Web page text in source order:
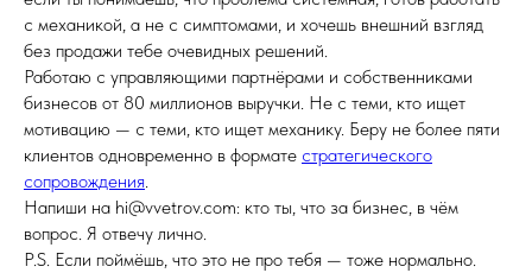
с механикой, а не с симптомами, и хочешь внешний взгляд
без продажи тебе очевидных решений.
Работаю с управляющими партнёрами и собственниками
бизнесов от 80 миллионов выручки. Не с теми, кто ищет
мотивацию — с теми, кто ищет механику. Беру не более пяти
клиентов одновременно в формате стратегического
сопровождения.
Напиши на hi@vvetrov.com: кто ты, что за бизнес, в чём
вопрос. Я отвечу лично.
P.S. Если поймёшь, что это не про тебя — тоже нормально.